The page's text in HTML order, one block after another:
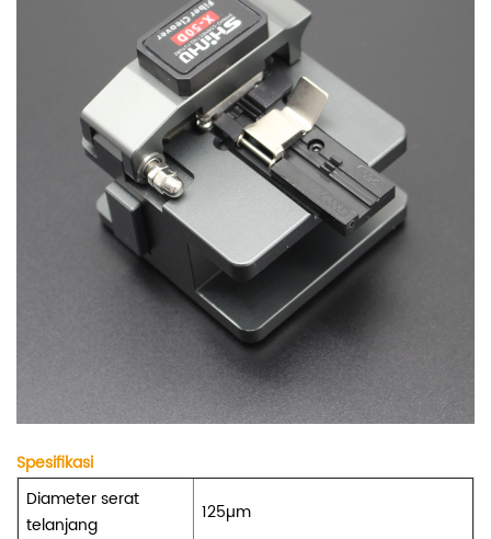
Spesifikasi
Diameter serat
telanjang
125µm